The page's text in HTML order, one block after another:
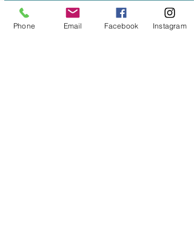
efficiënte manier en werkt daarbij aan het
verbeteren van je lichaamshouding. Naast
spierversterkende en -verlengende
Phone Email Facebook Instagram